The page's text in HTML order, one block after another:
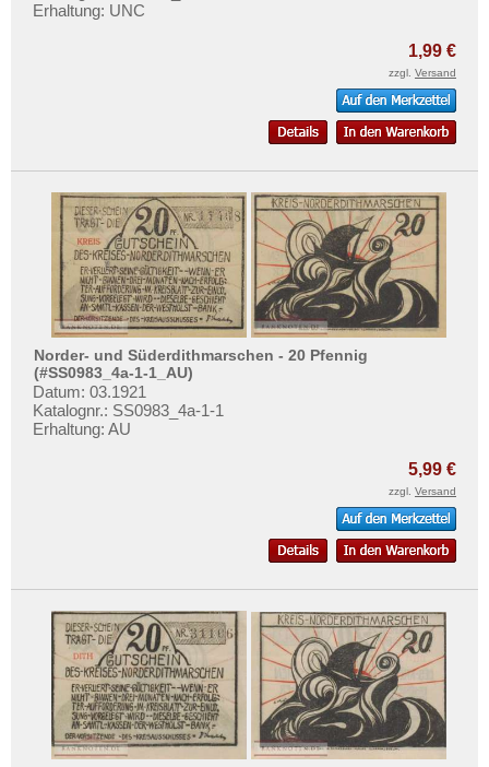
Erhaltung: UNC
1,99 €
zzgl. Versand
Norder- und Süderdithmarschen - 20 Pfennig
(#SS0983_4a-1-1_AU)
Datum: 03.1921
Katalognr.: SS0983_4a-1-1
Erhaltung: AU
5,99 €
zzgl. Versand